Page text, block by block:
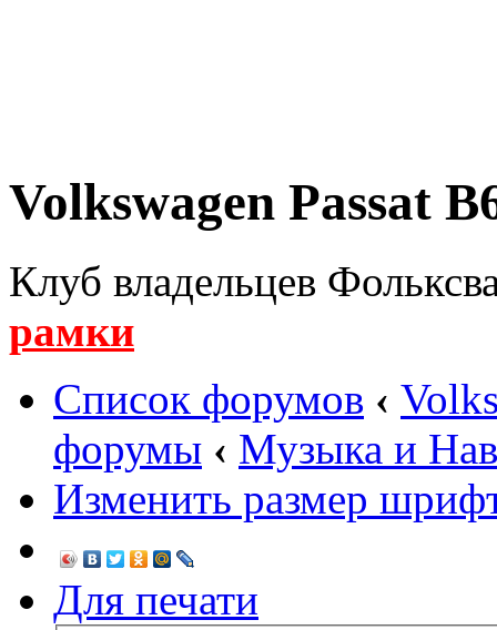
Volkswagen Passat
Клуб владельцев
рамки
Список форумов ‹
форумы ‹ Музыка и
Изменить размер
Для печати